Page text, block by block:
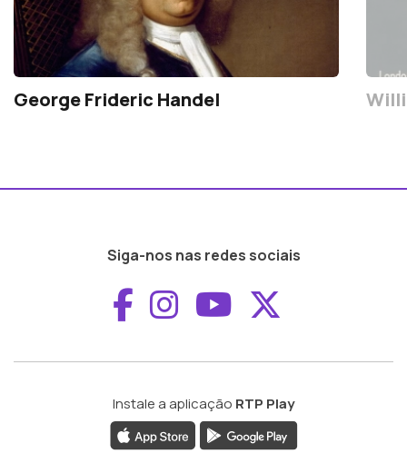
George Frideric Handel
Siga-nos nas redes sociais
Aceder ao
Aceder ao
Aceder ao
Instale a aplicação RTP Play